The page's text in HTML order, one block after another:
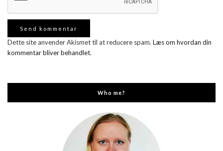
Dette site anvender Akismet til at reducere spam. Læs om hvordan din
kommentar bliver behandlet.
Who me?